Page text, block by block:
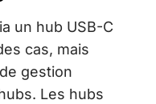
un hub USB-C
cas, mais
gestion
Les hubs